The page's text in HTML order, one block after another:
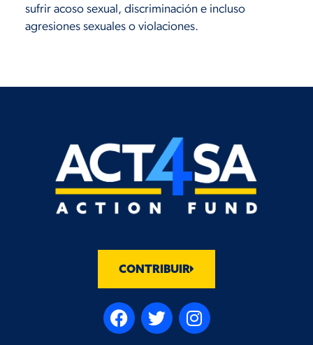
sufrir acoso sexual, discriminación e incluso
agresiones sexuales o violaciones.
CONTRIBUIR